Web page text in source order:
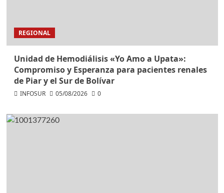
REGIONAL
Unidad de Hemodiálisis «Yo Amo a Upata»:
Compromiso y Esperanza para pacientes renales
de Piar y el Sur de Bolívar
INFOSUR 05/08/2026 0